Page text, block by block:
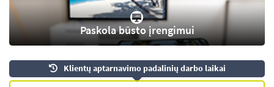
Paskola būsto įrengimui
Klientų aptarnavimo padalinių darbo laikai